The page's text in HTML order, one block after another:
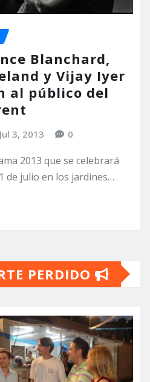
Blanchard,
y Vijay Iyer
al público del
Jul 3, 2013 0
2013 que se celebrará
de julio en los jardines…
PERDIDO